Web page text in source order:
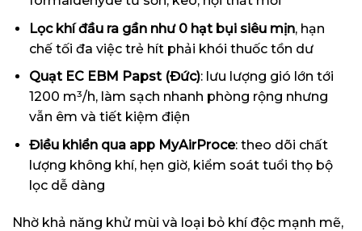
Lọc khí đầu ra gần như 0 hạt bụi siêu mịn, hạn
chế tối đa việc trẻ hít phải khói thuốc tồn dư
Quạt EC EBM Papst (Đức): lưu lượng gió lớn tới
1200 m³/h, làm sạch nhanh phòng rộng nhưng
vẫn êm và tiết kiệm điện
Điều khiển qua app MyAirProce: theo dõi chất
lượng không khí, hẹn giờ, kiểm soát tuổi thọ bộ
lọc dễ dàng
Nhờ khả năng khử mùi và loại bỏ khí độc mạnh mẽ,